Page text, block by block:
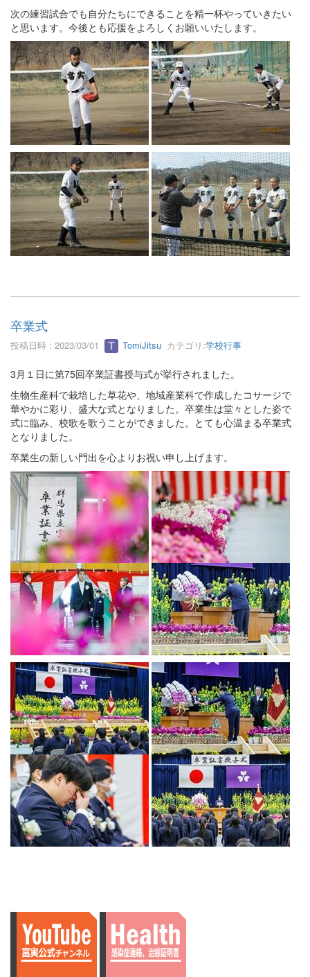
次の練習試合でも自分たちにできることを精一杯やっていきたい
と思います。今後とも応援をよろしくお願いいたします。
卒業式
投稿日時 : 2023/03/01 TomiJitsu カテゴリ:学校行事
3月１日に第75回卒業証書授与式が挙行されました。
生物生産科で栽培した草花や、地域産業科で作成したコサージで
華やかに彩り、盛大な式となりました。卒業生は堂々とした姿で
式に臨み、校歌を歌うことができました。とても心温まる卒業式
となりました。
卒業生の新しい門出を心よりお祝い申し上げます。